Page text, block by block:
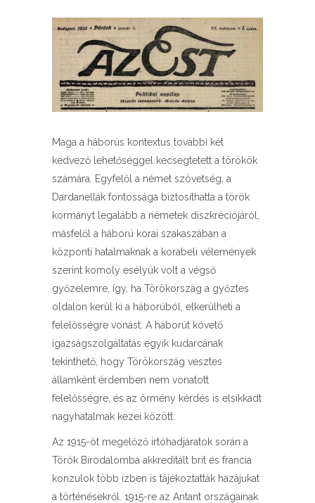
Maga a háborús kontextus további két
kedvező lehetőséggel kecsegtetett a törökök
számára. Egyfelől a német szövetség, a
Dardanellák fontossága biztosíthatta a török
kormányt legalább a németek diszkréciójáról,
másfelől a háború korai szakaszában a
központi hatalmaknak a korabeli vélemények
szerint komoly esélyük volt a végső
győzelemre, így, ha Törökország a győztes
oldalon kerül ki a háborúból, elkerülheti a
felelősségre vonást. A háborút követő
igazságszolgáltatás egyik kudarcának
tekinthető, hogy Törökország vesztes
államként érdemben nem vonatott
felelősségre, és az örmény kérdés is elsikkadt
nagyhatalmak kezei között.
Az 1915-öt megelőző irtóhadjáratok során a
Török Birodalomba akkreditált brit és francia
konzulok több ízben is tájékoztatták hazájukat
a történésekről. 1915-re az Antant országainak